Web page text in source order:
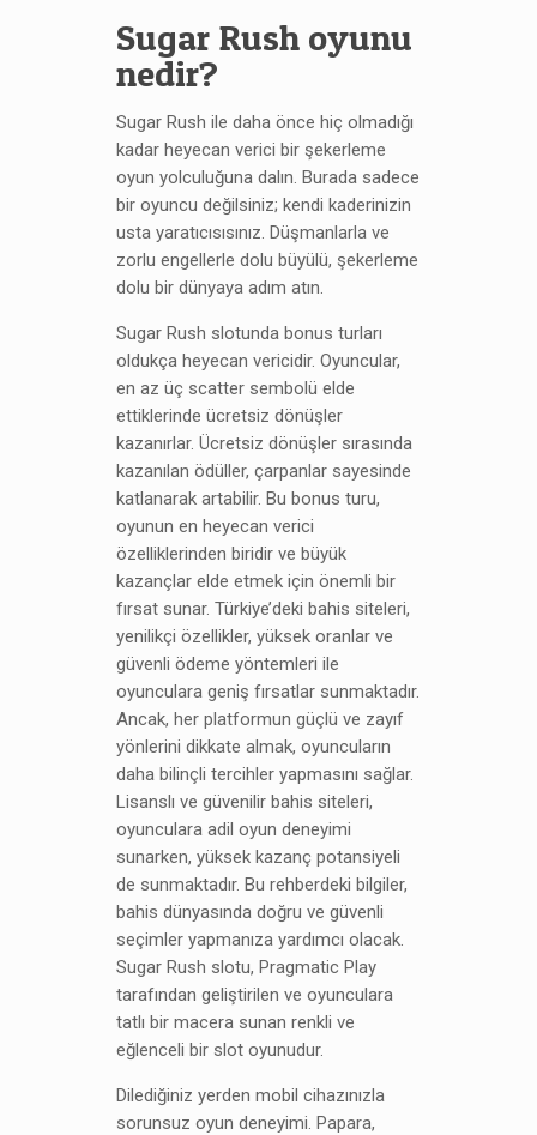
Sugar Rush oyunu
nedir?
Sugar Rush ile daha önce hiç olmadığı
kadar heyecan verici bir şekerleme
oyun yolculuğuna dalın. Burada sadece
bir oyuncu değilsiniz; kendi kaderinizin
usta yaratıcısısınız. Düşmanlarla ve
zorlu engellerle dolu büyülü, şekerleme
dolu bir dünyaya adım atın.
Sugar Rush slotunda bonus turları
oldukça heyecan vericidir. Oyuncular,
en az üç scatter sembolü elde
ettiklerinde ücretsiz dönüşler
kazanırlar. Ücretsiz dönüşler sırasında
kazanılan ödüller, çarpanlar sayesinde
katlanarak artabilir. Bu bonus turu,
oyunun en heyecan verici
özelliklerinden biridir ve büyük
kazançlar elde etmek için önemli bir
fırsat sunar. Türkiye’deki bahis siteleri,
yenilikçi özellikler, yüksek oranlar ve
güvenli ödeme yöntemleri ile
oyunculara geniş fırsatlar sunmaktadır.
Ancak, her platformun güçlü ve zayıf
yönlerini dikkate almak, oyuncuların
daha bilinçli tercihler yapmasını sağlar.
Lisanslı ve güvenilir bahis siteleri,
oyunculara adil oyun deneyimi
sunarken, yüksek kazanç potansiyeli
de sunmaktadır. Bu rehberdeki bilgiler,
bahis dünyasında doğru ve güvenli
seçimler yapmanıza yardımcı olacak.
Sugar Rush slotu, Pragmatic Play
tarafından geliştirilen ve oyunculara
tatlı bir macera sunan renkli ve
eğlenceli bir slot oyunudur.
Dilediğiniz yerden mobil cihazınızla
sorunsuz oyun deneyimi. Papara,